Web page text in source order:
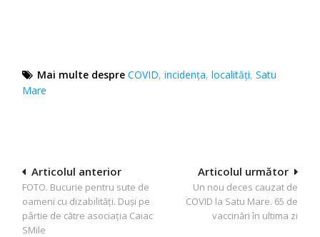
Mai multe despre COVID,incidența,localităţi,Satu
Mare
Navigare
în
articole
Articolul următor
Un nou deces cauzat de
COVID la Satu Mare. 65 de
vaccinări în ultima zi
Articolul anterior
FOTO. Bucurie pentru sute de
oameni cu dizabilităţi. Duşi pe
pârtie de către asociaţia Caiac
SMile